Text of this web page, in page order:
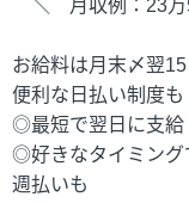
＼ 月収例：23
お給料は月末〆翌
便利な日払い制度も
◎最短で翌日に支給
◎好きなタイミング
週払いも